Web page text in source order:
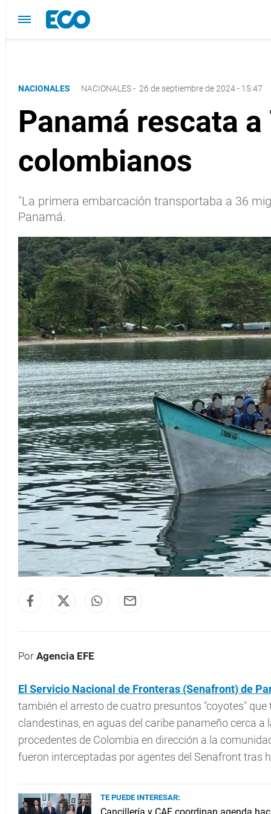
NACIONALES NACIONALES- 26 de septiembre de 2024 - 15:47
Panamá rescata
colombianos
"La primera embarcación transportaba a 36
Panamá.
Por Agencia EFE
El Servicio Nacional de Fronteras (Senafront) de
también el arresto de cuatro presuntos "coyotes"
clandestinas, en aguas del caribe panameño cerca
procedentes de Colombia en dirección a la
fueron interceptadas por agentes del Senafront tras
TE PUEDE INTERESAR: